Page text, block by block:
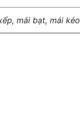
mái bạt, mái